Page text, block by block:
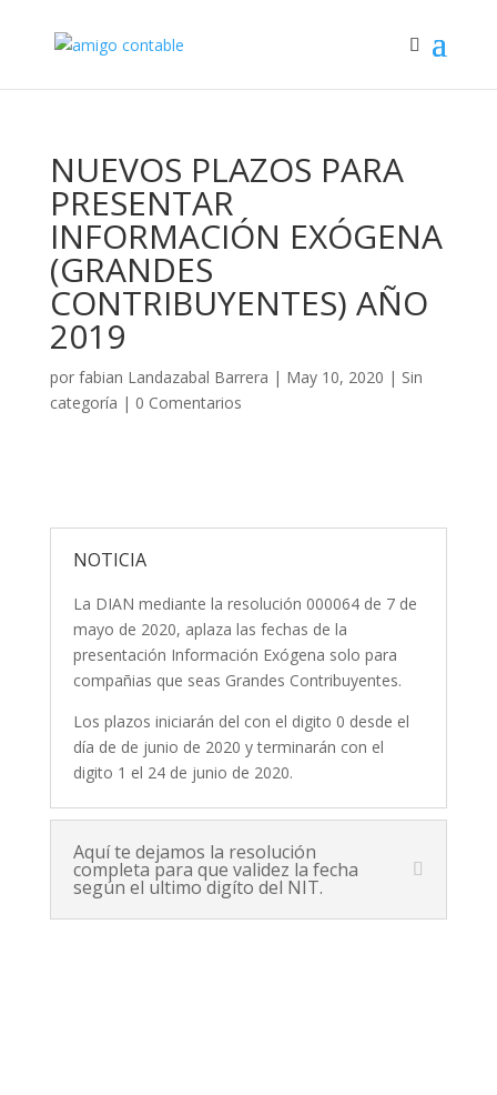
NUEVOS PLAZOS PARA
PRESENTAR
INFORMACIÓN EXÓGENA
(GRANDES
CONTRIBUYENTES) AÑO
2019
por fabian Landazabal Barrera | May 10, 2020 | Sin
categoría | 0 Comentarios
NOTICIA
La DIAN mediante la resolución 000064 de 7 de
mayo de 2020, aplaza las fechas de la
presentación Información Exógena solo para
compañias que seas Grandes Contribuyentes.
Los plazos iniciarán del con el digito 0 desde el
día de de junio de 2020 y terminarán con el
digito 1 el 24 de junio de 2020.
Aquí te dejamos la resolución
completa para que validez la fecha
según el ultimo digíto del NIT.